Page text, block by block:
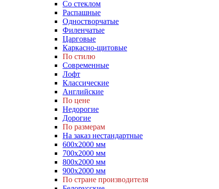
Со стеклом
Распашные
Одностворчатые
Филенчатые
Царговые
Каркасно-щитовые
По стилю
Современные
Лофт
Классические
Английские
По цене
Недорогие
Дорогие
По размерам
На заказ нестандартные
600х2000 мм
700х2000 мм
800х2000 мм
900х2000 мм
По стране производителя